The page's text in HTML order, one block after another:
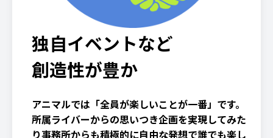
独自イベントなど
創造性が豊か
アニマルでは「全員が楽しいことが一番」です。
所属ライバーからの思いつき企画を実現してみた
り事務所からも積極的に自由な発想で誰でも楽し